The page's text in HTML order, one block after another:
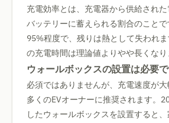
充電効率とは、充電器から供給され
バッテリーに蓄えられる割合のこと
95%程度で、残りは熱として失われ
の充電時間は理論値よりやや長くなり
ウォールボックスの設置は必要
必須ではありませんが、充電速度が
多くのEVオーナーに推奨されます。
したウォールボックスを設置すると